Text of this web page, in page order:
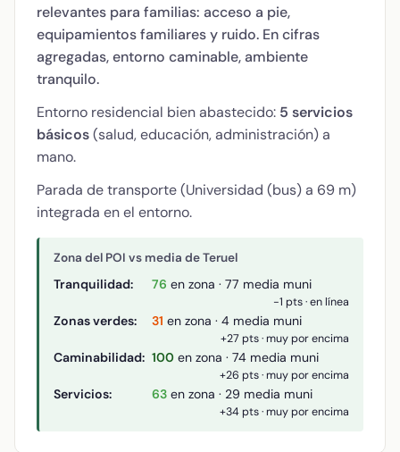
relevantes para familias: acceso a pie,
equipamientos familiares y ruido. En cifras
agregadas, entorno caminable, ambiente
tranquilo.
Entorno residencial bien abastecido: 5 servicios
básicos(salud, educación, administración) a
mano.
Parada de transporte (Universidad (bus) a 69 m)
integrada en el entorno.
Zona del POI vs media de Teruel
Tranquilidad: 76 en zona · 77 media muni
-1 pts · en línea
Zonas verdes: 31 en zona · 4 media muni
+27 pts · muy por encima
Caminabilidad: 100 en zona · 74 media muni
+26 pts · muy por encima
Servicios: 63 en zona · 29 media muni
+34 pts · muy por encima